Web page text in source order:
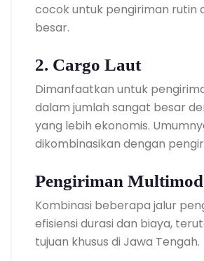
cocok untuk pengiriman rutin
besar.
2. Cargo Laut
Dimanfaatkan untuk
dalam jumlah sangat besar
yang lebih ekonomis.
dikombinasikan dengan
Pengiriman
Kombinasi beberapa jalur
efisiensi durasi dan biaya,
tujuan khusus di Jawa Tengah.